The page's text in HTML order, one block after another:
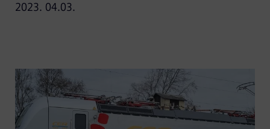
2023. 04.03.